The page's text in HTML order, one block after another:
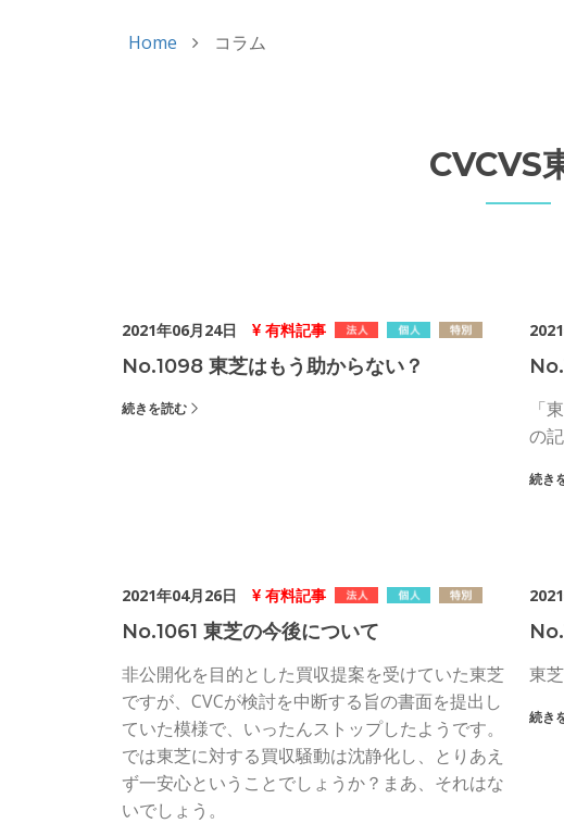
Home コラム
CVCVS
2021年06月24日 有料記事
No.1098 東芝はもう助からない？
続きを読む
「
の
続き
2021年04月26日 有料記事
No.1061 東芝の今後について
非公開化を目的とした買収提案を受けていた東芝
ですが、CVCが検討を中断する旨の書面を提出し
ていた模様で、いったんストップしたようです。
では東芝に対する買収騒動は沈静化し、とりあえ
ず一安心ということでしょうか？まあ、それはな
いでしょう。
東
続き